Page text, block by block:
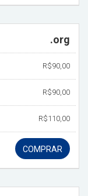
.org
R$90,00
R$90,00
R$110,00
COMPRAR